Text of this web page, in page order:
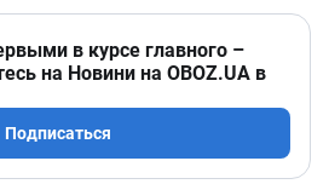
в курсе главного –
на Новини на OBOZ.UA в
Подписаться